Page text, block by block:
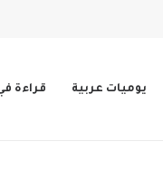
يوميات عربية قراءة